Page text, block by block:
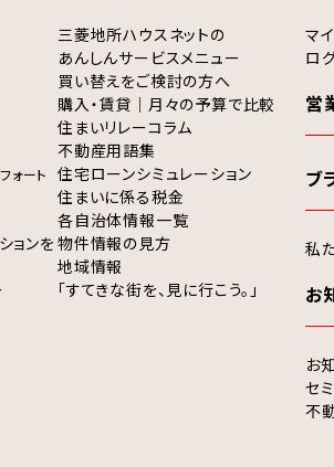
ォート
ョンを
三菱地所ハウスネットの
あんしんサービスメニュー
買い替えをご検討の方へ
購入・賃貸｜月々の予算で比較
住まいリレーコラム
不動産用語集
住宅ローンシミュレーション
住まいに係る税金
各自治体情報一覧
物件情報の見方
地域情報
「すてきな街を、見に行こう。」
マ
ロ
営
ブ
私
お
お
セ
不